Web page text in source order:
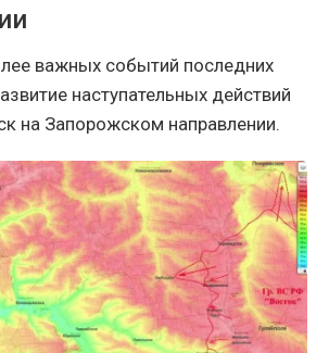
важных событий последних
наступательных действий
на Запорожском направлении.